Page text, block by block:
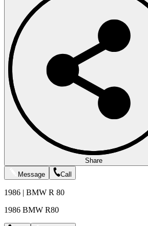
Share
Message
Call
1986 | BMW R 80
1986 BMW R80